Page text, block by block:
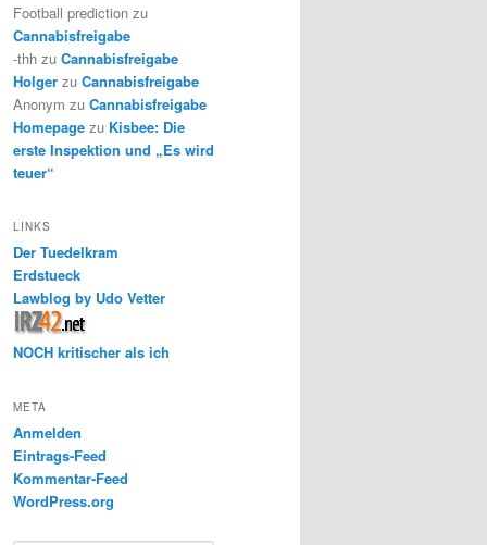
Football prediction zu
Cannabisfreigabe
-thh zu Cannabisfreigabe
Holger zu Cannabisfreigabe
Anonym zu Cannabisfreigabe
Homepage zu Kisbee: Die
erste Inspektion und „Es wird
teuer“
LINKS
Der Tuedelkram
Erdstueck
Lawblog by Udo Vetter
NOCH kritischer als ich
META
Anmelden
Eintrags-Feed
Kommentar-Feed
WordPress.org